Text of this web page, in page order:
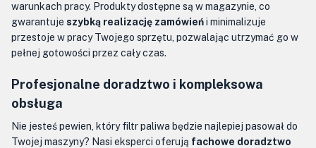
warunkach pracy. Produkty dostępne są w magazynie, co
gwarantuje szybką realizację zamówieńi minimalizuje
przestoje w pracy Twojego sprzętu, pozwalając utrzymać go w
pełnej gotowości przez cały czas.
Profesjonalne doradztwo i kompleksowa
obsługa
Nie jesteś pewien, który filtr paliwa będzie najlepiej pasował do
Twojej maszyny? Nasi eksperci oferują fachowe doradztwo